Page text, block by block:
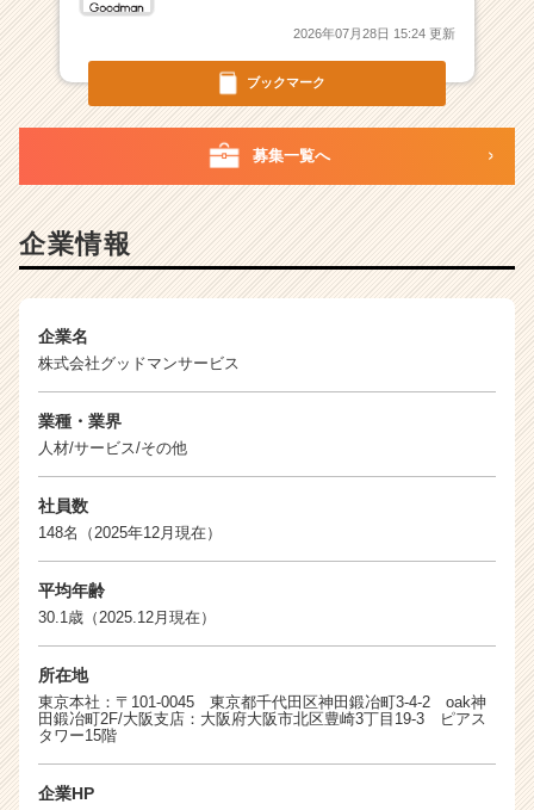
ら
ト
が
就
ト
チ
（C
h
e
e
ブックマーク
2026年07月28日 15:24 更新
募集一覧へ
企業情報
企業名
株式会社グッドマンサービス
業種・業界
人材/サービス/その他
社員数
148名（2025年12月現在）
平均年齢
30.1歳（2025.12月現在）
所在地
東京本社：〒101-0045 東京都千代田区神田鍛冶町3-4-2 oak神
田鍛冶町2F/大阪支店：大阪府大阪市北区豊崎3丁目19-3 ピアス
タワー15階
企業HP